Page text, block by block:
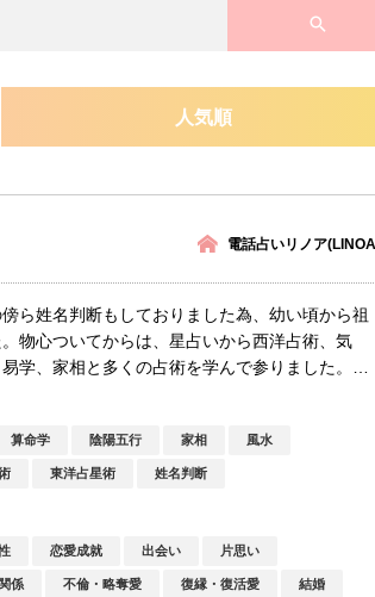
人気順
電話占いリノア
ら姓名判断もしておりました為、幼い頃から祖
物心ついてからは、星占いから西洋占術、気
学、家相と多くの占術を学んで参りました。私
算命学 陰陽五行 家相 風水
東洋占星術 姓名判断
恋愛成就 出会い 片思い
係 不倫・略奪愛 復縁・復活愛 結婚